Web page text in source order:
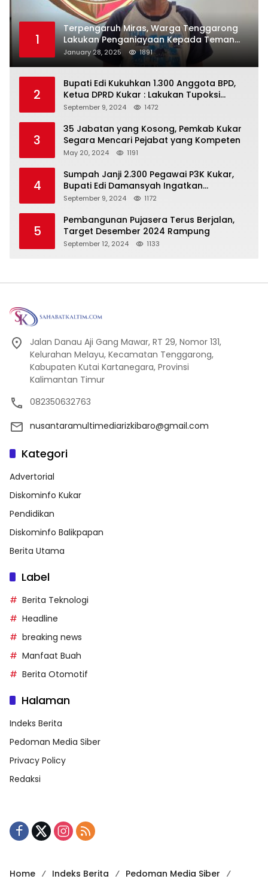
1
Terpengaruh Miras, Warga Tenggarong
Lakukan Penganiayaan Kepada Teman
Sendiri
January 28, 2025 1891
2
Bupati Edi Kukuhkan 1.300 Anggota BPD,
Ketua DPRD Kukar : Lakukan Tupoksi
Dengan Baik Untuk Wujudkan
September 9, 2024 1472
3
35 Jabatan yang Kosong, Pemkab Kukar
Segara Mencari Pejabat yang Kompeten
May 20, 2024 1191
4
Sumpah Janji 2.300 Pegawai P3K Kukar,
Bupati Edi Damansyah Ingatkan
Tanggung Jawab Baru
September 9, 2024 1172
5
Pembangunan Pujasera Terus Berjalan,
Target Desember 2024 Rampung
September 12, 2024 1133
Jalan Danau Aji Gang Mawar, RT 29, Nomor 131,
Kelurahan Melayu, Kecamatan Tenggarong,
Kabupaten Kutai Kartanegara, Provinsi
Kalimantan Timur
082350632763
nusantaramultimediarizkibaro@gmail.com
Kategori
Advertorial
Diskominfo Kukar
Pendidikan
Diskominfo Balikpapan
Berita Utama
Label
Berita Teknologi
Headline
breaking news
Manfaat Buah
Berita Otomotif
Halaman
Indeks Berita
Pedoman Media Siber
Privacy Policy
Redaksi
Home Indeks Berita Pedoman Media Siber